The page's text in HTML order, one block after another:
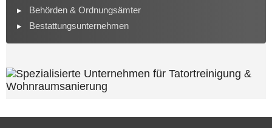
Behörden & Ordnungsämter
Bestattungsunternehmen